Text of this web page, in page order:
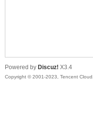
Powered by Discuz! X3.4
Copyright © 2001-2023, Tencent Cloud.